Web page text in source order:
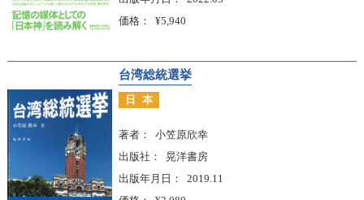
価格
¥5,940
台湾総統選挙
日本
著者
小笠原欣幸
出版社
晃洋書房
出版年月日
2019.11